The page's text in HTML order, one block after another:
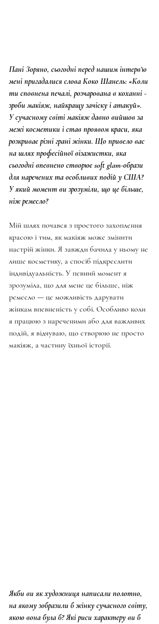
Пані Зоряно, сьогодні перед нашим інтерв’ю
мені пригадалися слова Коко Шанель: «Коли
ти сповнена печалі, розчарована в коханні -
зроби макіяж, найкращу зачіску і атакуй».
У сучасному світі макіяж давно вийшов за
межі косметики і став проявом краси, яка
розкриває різні грані жінки. Що привело вас
на шлях професійної візажистки, яка
сьогодні впевнено створює soft glam-образи
для наречених та особливих подій у США?
У який момент ви зрозуміли, що це більше,
ніж ремесло?
Мій шлях почався з простого захоплення
красою і тим, як макіяж може змінити
настрій жінки. Я завжди бачила у ньому не
лише косметику, а спосіб підкреслити
індивідуальність. У певний момент я
зрозуміла, що для мене це більше, ніж
ремесло — це можливість дарувати
жінкам впевненість у собі. Особливо коли
я працюю з нареченими або для важливих
подій, я відчуваю, що створюю не просто
макіяж, а частину їхньої історії.
Якби ви як художниця написали полотно,
на якому зобразили б жінку сучасного світу,
якою вона була б? Які риси характеру ви б